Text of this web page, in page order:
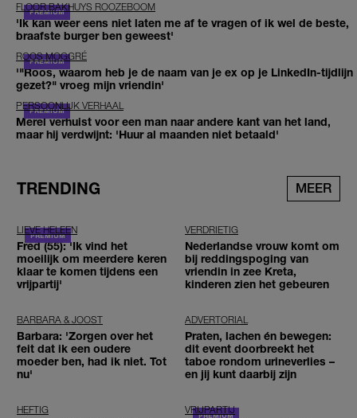
FLOOR BAKHUYS ROOZEBOOM
'Ik kan weer eens niet laten me af te vragen of ik wel de beste,
braafste burger ben geweest'
ROOS MOGGRÉ
'"Roos, waarom heb je de naam van je ex op je LinkedIn-tijdlijn
gezet?" vroeg mijn vriendin'
PERSOONLIJK VERHAAL
Merel verhuist voor een man naar andere kant van het land,
maar hij verdwijnt: 'Huur al maanden niet betaald'
TRENDING MEER
LIEVE HELEEN
Fred (55): 'Ik vind het
moeilijk om meerdere keren
klaar te komen tijdens een
vrijpartij'
VERDRIETIG
Nederlandse vrouw komt om
bij reddingspoging van
vriendin in zee Kreta,
kinderen zien het gebeuren
BARBARA & JOOST
Barbara: 'Zorgen over het
feit dat ik een oudere
moeder ben, had ik niet. Tot
nu'
ADVERTORIAL
Praten, lachen én bewegen:
dit event doorbreekt het
taboe rondom urineverlies –
en jij kunt daarbij zijn
HEFTIG VRIJPARTIJ